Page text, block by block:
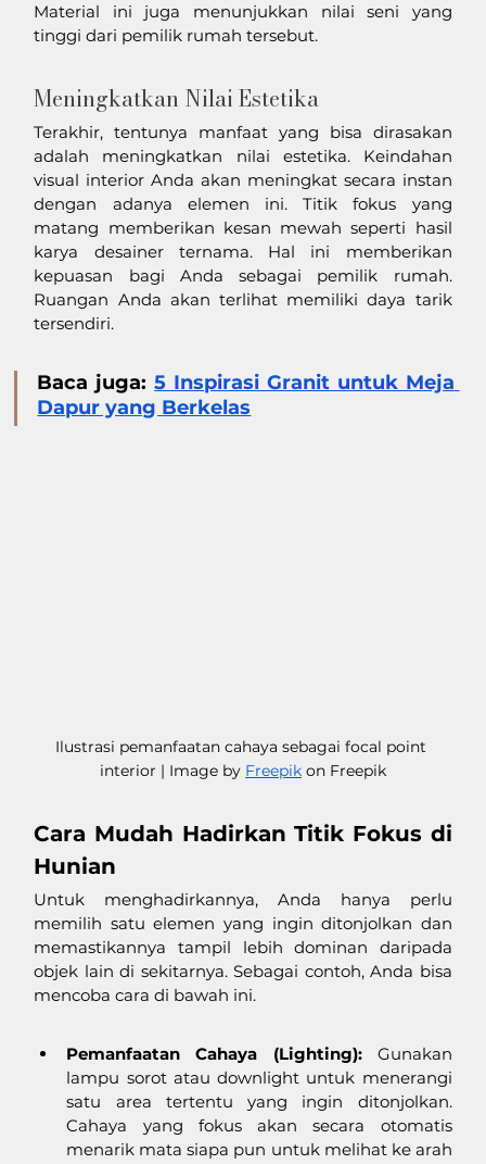
Material ini juga menunjukkan nilai seni yang
tinggi dari pemilik rumah tersebut.
Meningkatkan Nilai Estetika
Terakhir, tentunya manfaat yang bisa dirasakan
adalah meningkatkan nilai estetika. Keindahan
visual interior Anda akan meningkat secara instan
dengan adanya elemen ini. Titik fokus yang
matang memberikan kesan mewah seperti hasil
karya desainer ternama. Hal ini memberikan
kepuasan bagi Anda sebagai pemilik rumah.
Ruangan Anda akan terlihat memiliki daya tarik
tersendiri.
Baca juga: 5 Inspirasi Granit untuk Meja
Dapur yang Berkelas
Ilustrasi pemanfaatan cahaya sebagai focal point
interior | Image by Freepik on Freepik
Cara Mudah Hadirkan Titik Fokus di
Hunian
Untuk menghadirkannya, Anda hanya perlu
memilih satu elemen yang ingin ditonjolkan dan
memastikannya tampil lebih dominan daripada
objek lain di sekitarnya. Sebagai contoh, Anda bisa
mencoba cara di bawah ini.
Pemanfaatan Cahaya (Lighting): Gunakan
lampu sorot atau downlight untuk menerangi
satu area tertentu yang ingin ditonjolkan.
Cahaya yang fokus akan secara otomatis
menarik mata siapa pun untuk melihat ke arah